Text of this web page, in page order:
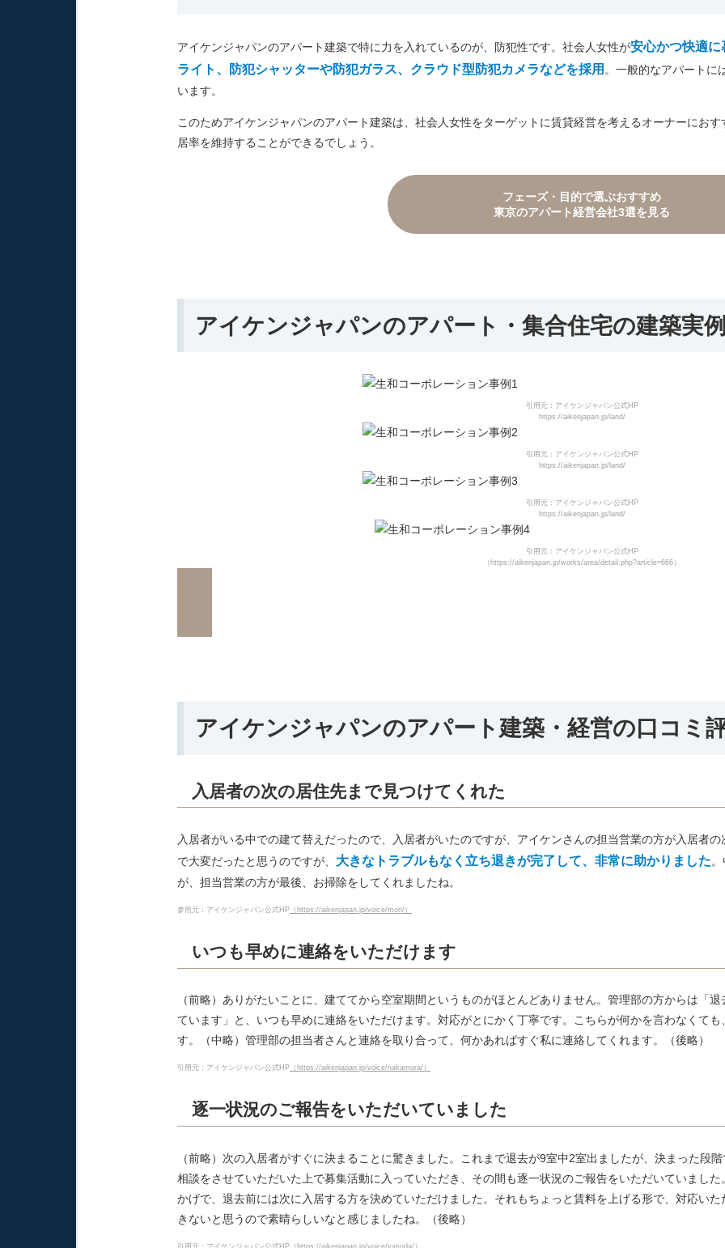
アイケンジャパンのアパート建築で特に力を入れているのが、防犯性です。社会人女性が安心かつ快適
ライト、防犯シャッターや防犯ガラス、クラウド型防犯カメラなどを採用 。一般的なアパートに
います。
このためアイケンジャパンのアパート建築は、社会人女性をターゲットに賃貸経営を考えるオーナーにお
居率を維持することができるでしょう。
フェーズ・目的で選ぶおすすめ
東京のアパート経営会社3選を見る
アイケンジャパンのアパート・集合住宅の建築実
引用元：アイケンジャパン公式HP
https://aikenjapan.jp/land/
引用元：アイケンジャパン公式HP
https://aikenjapan.jp/land/
引用元：アイケンジャパン公式HP
https://aikenjapan.jp/land/
引用元：アイケンジャパン公式HP
（https://aikenjapan.jp/works/area/detail.php?article=666）
アイケンジャパンのアパート建築・経営の口コミ
入居者の次の居住先まで見つけてくれた
入居者がいる中での建て替えだったので、入居者がいたのですが、アイケンさんの担当営業の方が入居者
で大変だったと思うのですが、 大きなトラブルもなく立ち退きが完了して、非常に助かりました
が、担当営業の方が最後、お掃除をしてくれましたね。
参照元：アイケンジャパン公式HP （https://aikenjapan.jp/voice/mori/）
いつも早めに連絡をいただけます
（前略）ありがたいことに、建ててから空室期間というものがほとんどありません。管理部の方からは「
ています」と、いつも早めに連絡をいただけます。対応がとにかく丁寧です。こちらが何かを言わなくて
す。（中略）管理部の担当者さんと連絡を取り合って、何かあればすぐ私に連絡してくれます。（後略）
引用元：アイケンジャパン公式HP （https://aikenjapan.jp/voice/nakamura/）
逐一状況のご報告をいただいていました
（前略）次の入居者がすぐに決まることに驚きました。これまで退去が9室中2室出ましたが、決まった段
相談をさせていただいた上で募集活動に入っていただき、その間も逐一状況のご報告をいただいていまし
かげで、退去前には次に入居する方を決めていただけました。それもちょっと賃料を上げる形で、対応い
きないと思うので素晴らしいなと感じましたね。（後略）
引用元：アイケンジャパン公式HP （https://aikenjapan.jp/voice/yasuda/）